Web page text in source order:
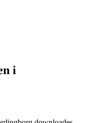
i